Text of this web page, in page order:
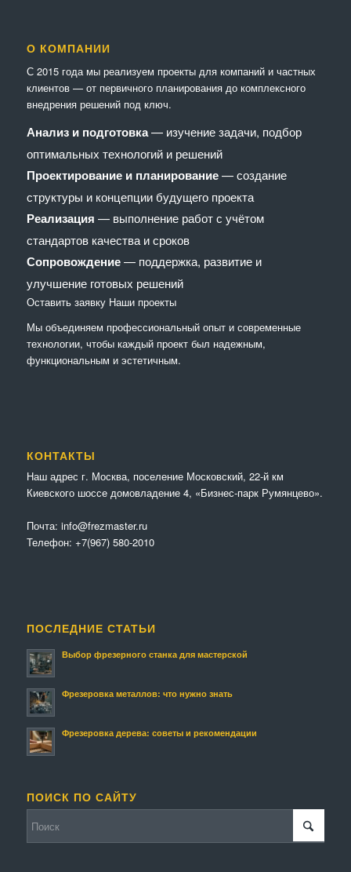
О КОМПАНИИ
С 2015 года мы реализуем проекты для компаний и частных
клиентов — от первичного планирования до комплексного
внедрения решений под ключ.
Анализ и подготовка— изучение задачи, подбор
оптимальных технологий и решений
Проектирование и планирование— создание
структуры и концепции будущего проекта
Реализация — выполнение работ с учётом
стандартов качества и сроков
Сопровождение— поддержка, развитие и
улучшение готовых решений
Оставить заявку Наши проекты
Мы объединяем профессиональный опыт и современные
технологии, чтобы каждый проект был надежным,
функциональным и эстетичным.
КОНТАКТЫ
Наш адрес г. Москва, поселение Московский, 22-й км
Киевского шоссе домовладение 4, «Бизнес-парк Румянцево».
Почта: info@frezmaster.ru
Телефон: +7(967) 580-2010
ПОСЛЕДНИЕ СТАТЬИ
Выбор фрезерного станка для мастерской
Фрезеровка металлов: что нужно знать
Фрезеровка дерева: советы и рекомендации
ПОИСК ПО САЙТУ